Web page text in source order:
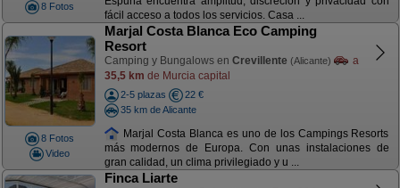
8 Fotos
fácil acceso a todos los servicios. Casa ...
8 Fotos
Video
Marjal Costa Blanca Eco Camping
Resort
Camping y Bungalows en Crevillente (Alicante)
a
35,5 km de Murcia capital
2-5 plazas
22 €
35 km de Alicante
Marjal Costa Blanca es uno de los Campings Resorts
más modernos de Europa. Con unas instalaciones de
gran calidad, un clima privilegiado y u ...
Finca Liarte